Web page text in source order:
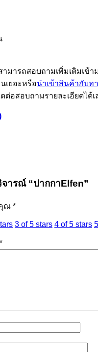
มารถสอบถามเพิ่มเติมเข้า
เยอะหรือนำเข้าสินค้ากับทา
อสอบถามรายละเอียดได้เ
ารณ์ “ปากกาElfen”
ณ *
3 of 5 stars 4 of 5 stars
*